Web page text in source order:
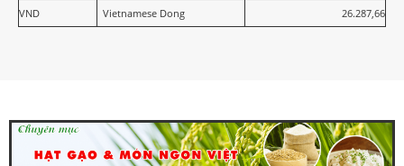
VND
Vietnamese Dong 26.287,66